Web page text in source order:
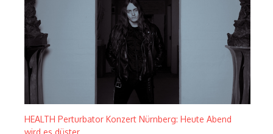
HEALTH Perturbator Konzert Nürnberg: Heute Abend
wird es düster